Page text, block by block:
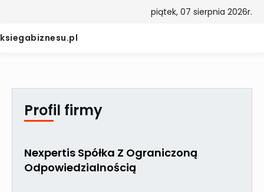
piątek, 07 sierpnia 2026r.
ksiegabiznesu.pl
Profil firmy
Nexpertis Spółka Z Ograniczoną
Odpowiedzialnością